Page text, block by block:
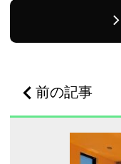
前の記事